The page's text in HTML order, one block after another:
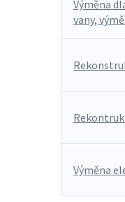
Výměna
vany,
Výměna